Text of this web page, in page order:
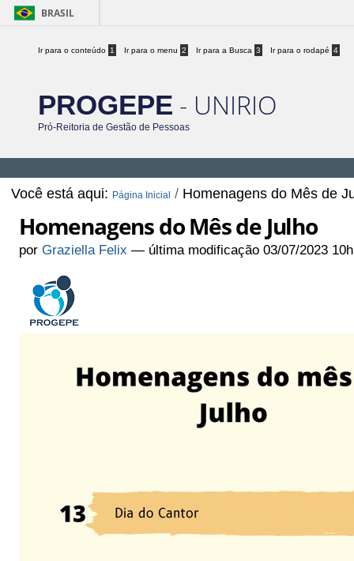
BRASIL
Ir para o conteúdo 1 Ir para o menu 2 Ir para a Busca 3 Ir para o rodapé 4
PROGEPE - UNIRIO
Pró-Reitoria de Gestão de Pessoas
Você está aqui: Página Inicial / Homenagens do Mês de
Homenagens do Mês de Julho
porGraziella Felix — última modificação 03/07/2023